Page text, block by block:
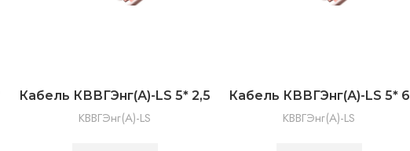
Кабель КВВГЭнг(А)-LS 5* 2,5
КВВГЭнг(А)-LS
Кабель КВВГЭнг(А)-LS 5* 6
КВВГЭнг(А)-LS